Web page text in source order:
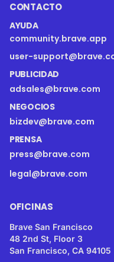
CONTACTO
AYUDA
community.brave.app
user-
PUBLICIDAD
adsales@brave.com
NEGOCIOS
bizdev@brave.com
PRENSA
press@brave.com
legal@brave.com
OFICINAS
Brave San Francisco
48 2nd St, Floor 3
San Francisco, CA 94105